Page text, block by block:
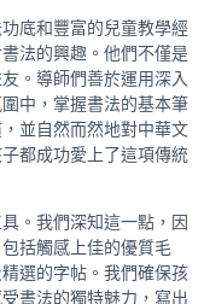
底和豐富的兒童教學經
法的興趣。他們不僅是
。導師們善於運用深入
中，掌握書法的基本筆
並自然而然地對中華文
都成功愛上了這項傳統
。我們深知這一點，因
括觸感上佳的優質毛
選的字帖。我們確保孩
書法的獨特魅力，寫出